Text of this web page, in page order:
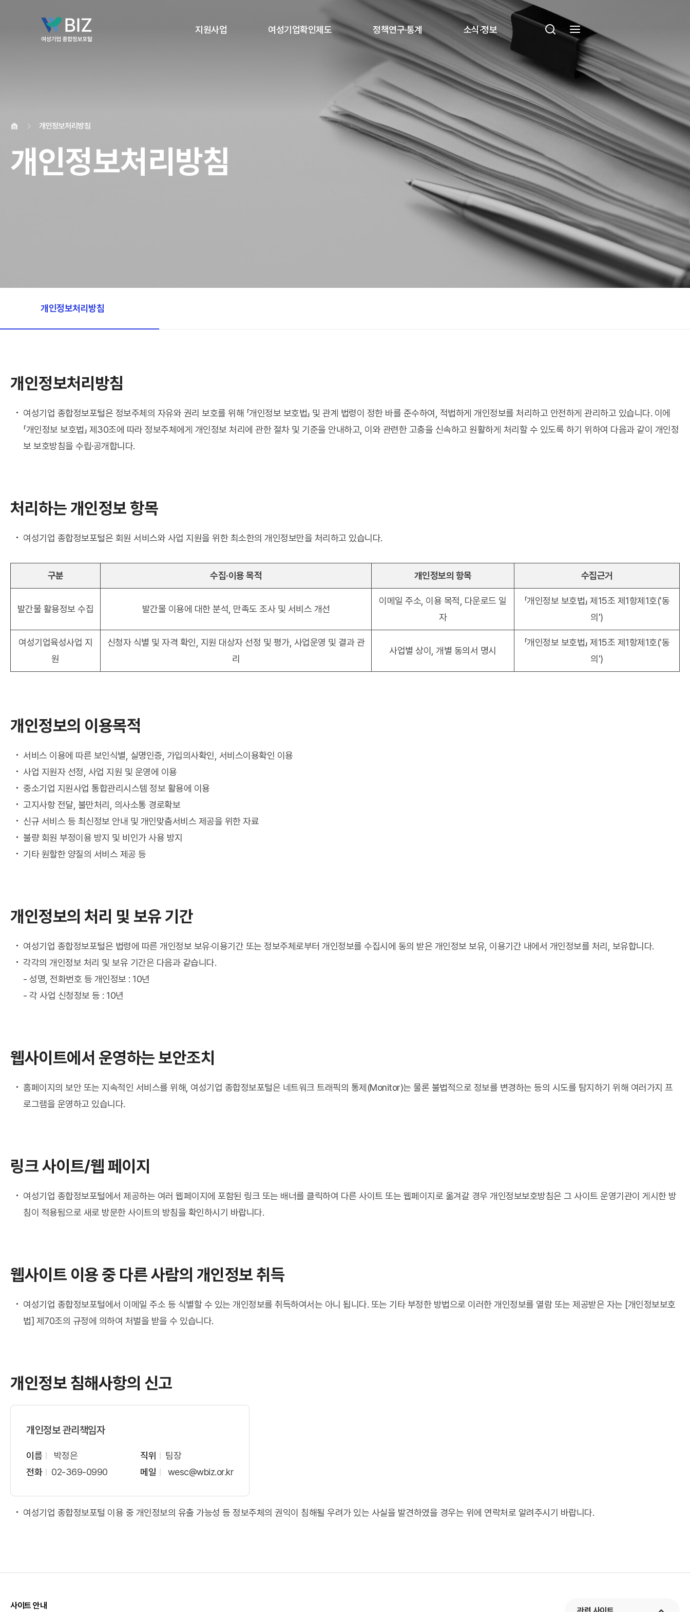
본문내용 바로가기
지원사업 여성기업확인제도 정책연구·통계 소식·정보
개인정보처리방침
개인정보처리방침
개인정보처리방침
개인정보처리방침
여성기업 종합정보포털은 정보주체의 자유와 권리 보호를 위해 「개인정보 보호법」 및 관계 법령이 정한 바를 준수하여, 적법하게 개인정보를 처리하고 안전하게 관리하고 있습니다. 이에
「개인정보 보호법」 제30조에 따라 정보주체에게 개인정보 처리에 관한 절차 및 기준을 안내하고, 이와 관련한 고충을 신속하고 원활하게 처리할 수 있도록 하기 위하여 다음과 같이 개인정
보 보호방침을 수립·공개합니다.
처리하는 개인정보 항목
여성기업 종합정보포털은 회원 서비스와 사업 지원을 위한 최소한의 개인정보만을 처리하고 있습니다.
구분 수집·이용 목적 개인정보의 항목 수집근거
발간물 활용정보 수집 발간물 이용에 대한 분석, 만족도 조사 및 서비스 개선
이메일 주소, 이용 목적, 다운로드 일
자
「개인정보 보호법」 제15조 제1항제1호('동
의')
여성기업육성사업 지
원
신청자 식별 및 자격 확인, 지원 대상자 선정 및 평가, 사업운영 및 결과 관
리
사업별 상이, 개별 동의서 명시
「개인정보 보호법」 제15조 제1항제1호('동
의')
개인정보의 이용목적
서비스 이용에 따른 보인식별, 실명인증, 가입의사확인, 서비스이용확인 이용
사업 지원자 선정, 사업 지원 및 운영에 이용
중소기업 지원사업 통합관리시스템 정보 활용에 이용
고지사항 전달, 불만처리, 의사소통 경로확보
신규 서비스 등 최신정보 안내 및 개인맞춤서비스 제공을 위한 자료
불량 회원 부정이용 방지 및 비인가 사용 방지
기타 원할한 양질의 서비스 제공 등
개인정보의 처리 및 보유 기간
여성기업 종합정보포털은 법령에 따른 개인정보 보유·이용기간 또는 정보주체로부터 개인정보를 수집시에 동의 받은 개인정보 보유, 이용기간 내에서 개인정보를 처리, 보유합니다.
각각의 개인정보 처리 및 보유 기간은 다음과 같습니다.
- 성명, 전화번호 등 개인정보 : 10년
- 각 사업 신청정보 등 : 10년
웹사이트에서 운영하는 보안조치
홈페이지의 보안 또는 지속적인 서비스를 위해, 여성기업 종합정보포털은 네트워크 트래픽의 통제(Monitor)는 물론 불법적으로 정보를 변경하는 등의 시도를 탐지하기 위해 여러가지 프
로그램을 운영하고 있습니다.
링크 사이트/웹 페이지
여성기업 종합정보포털에서 제공하는 여러 웹페이지에 포함된 링크 또는 배너를 클릭하여 다른 사이트 또는 웹페이지로 옮겨갈 경우 개인정보보호방침은 그 사이트 운영기관이 게시한 방
침이 적용됨으로 새로 방문한 사이트의 방침을 확인하시기 바랍니다.
웹사이트 이용 중 다른 사람의 개인정보 취득
여성기업 종합정보포털에서 이메일 주소 등 식별할 수 있는 개인정보를 취득하여서는 아니 됩니다. 또는 기타 부정한 방법으로 이러한 개인정보를 열람 또는 제공받은 자는 [개인정보보호
법] 제70조의 규정에 의하여 처벌을 받을 수 있습니다.
개인정보 침해사항의 신고
개인정보 관리책임자
이름 박정은 직위
팀장
전화
02-369-0990 메일 wesc@wbiz.or.kr
여성기업 종합정보포털 이용 중 개인정보의 유출 가능성 등 정보주체의 권익이 침해될 우려가 있는 사실을 발견하였을 경우는 위에 연락처로 알려주시기 바랍니다.
사이트 안내